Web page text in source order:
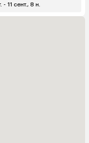
- 11 сент., 8 н.